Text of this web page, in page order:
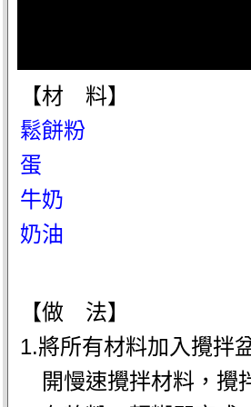
【材 料】
鬆餅粉
蛋
牛奶
奶油
【做 法】
1.將所有材料加入攪拌
開慢速攪拌材料，攪